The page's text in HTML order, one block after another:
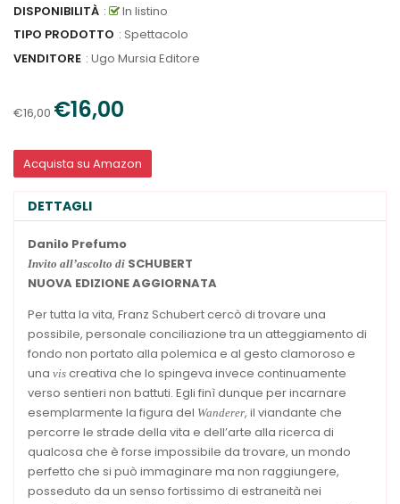
DISPONIBILITÀ :
In listino
TIPO PRODOTTO : Spettacolo
VENDITORE : Ugo Mursia Editore
€16,00 €16,00
Acquista su Amazon
DETTAGLI
Danilo Prefumo
Invito all’ascolto di SCHUBERT
NUOVA EDIZIONEAGGIORNATA
Per tutta la vita, Franz Schubert cercò di trovare una
possibile, personale conciliazione tra un atteggiamento di
fondo non portato alla polemica e al gesto clamoroso e
una vis creativa che lo spingeva invece continuamente
verso sentieri non battuti. Egli finì dunque per incarnare
esemplarmente la figura del Wanderer, il viandante che
percorre le strade della vita e dell’arte alla ricerca di
qualcosa che è forse impossibile da trovare, un mondo
perfetto che si può immaginare ma non raggiungere,
posseduto da un senso fortissimo di estraneità nei